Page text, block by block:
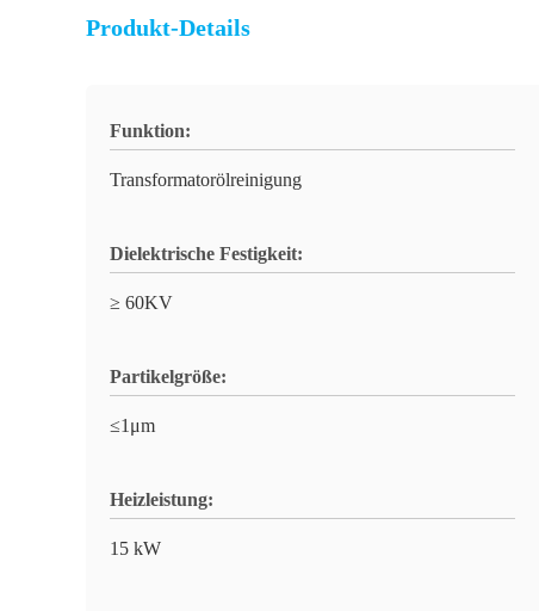
Produkt-Details
Funktion:
Transformatorölreinigung
Dielektrische Festigkeit:
≥ 60KV
Partikelgröße:
≤1μm
Heizleistung:
15 kW